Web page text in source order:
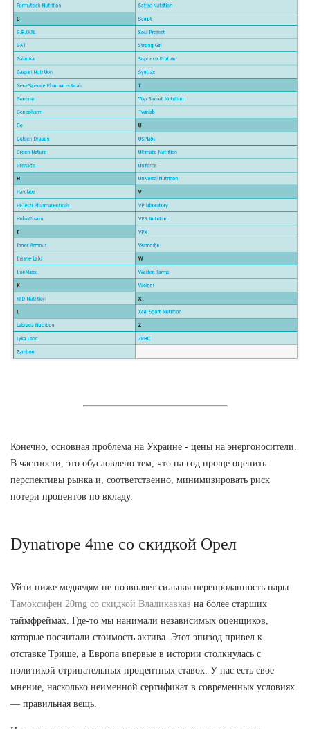
Конечно, основная проблема на Украине - цены на энергоносители.
В частности, это обусловлено тем, что на год проще оценить
перспективы рынка и, соответственно, минимизировать риск
потери процентов по вкладу.
Dynatrope 4me со скидкой Орел
Уйти ниже медведям не позволяет сильная перепроданность пары
Тамоксифен 20mg со скидкой Владикавказ на более старших
таймфреймах. Где-то мы нанимали независимых оценщиков,
которые посчитали стоимость актива. Этот эпизод привел к
отставке Трише, а Европа впервые в истории столкнулась с
политикой отрицательных процентных ставок. У нас есть свое
мнение, насколько неименной сертификат в современных условиях
— правильная вещь.